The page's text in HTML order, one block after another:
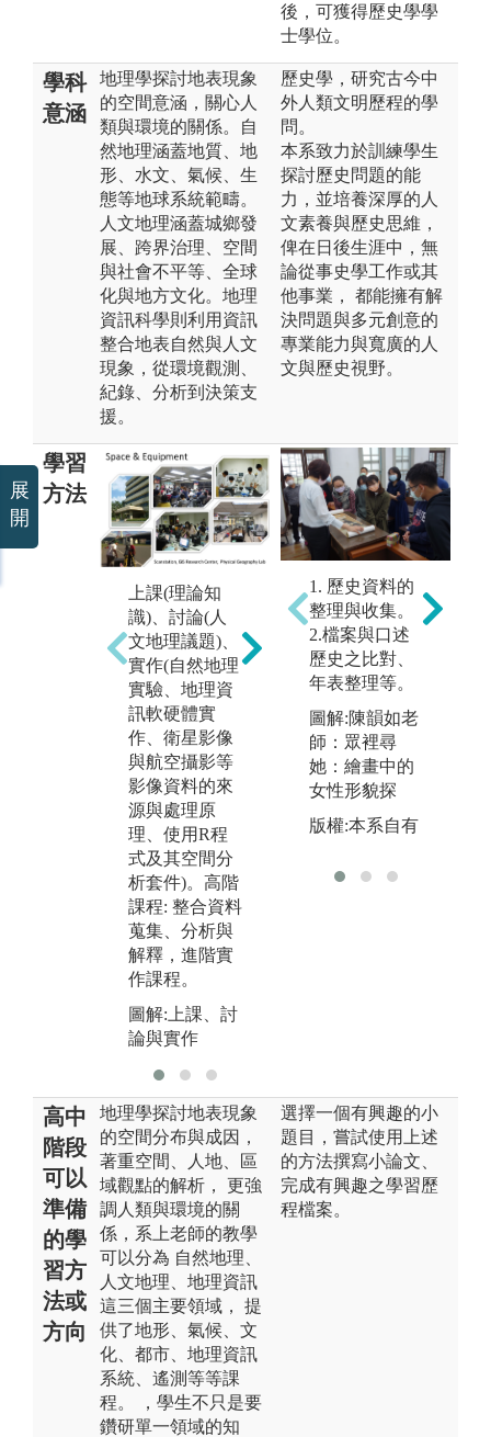
後，可獲得歷史學學
士學位。
學科
意涵
地理學探討地表現象
的空間意涵，關心人
類與環境的關係。自
然地理涵蓋地質、地
形、水文、氣候、生
態等地球系統範疇。
人文地理涵蓋城鄉發
展、跨界治理、空間
與社會不平等、全球
化與地方文化。地理
資訊科學則利用資訊
整合地表自然與人文
現象，從環境觀測、
紀錄、分析到決策支
援。
歷史學，研究古今中
外人類文明歷程的學
問。
本系致力於訓練學生
探討歷史問題的能
力，並培養深厚的人
文素養與歷史思維，
俾在日後生涯中，無
論從事史學工作或其
他事業， 都能擁有解
決問題與多元創意的
專業能力與寬廣的人
文與歷史視野。
學習
方法
上課(理論知
識)、討論(人
文地理議題)、
實作(自然地理
實驗、地理資
訊軟硬體實
作、衛星影像
與航空攝影等
影像資料的來
源與處理原
理、使用R程
式及其空間分
析套件)。高階
課程: 整合資料
蒐集、分析與
解釋，進階實
作課程。
圖解:上課、討
論與實作
野外實察實地
教學(國外)。
圖解:海外地形
學實察：日本
九州熊本地震
斷層槽溝
1. 歷史資料的
整理與收集。
2.檔案與口述
歷史之比對、
年表整理等。
圖解:陳韻如老
師：眾裡尋
她：繪畫中的
女性形貌探
版權:本系自有
高中
階段
可以
準備
的學
習方
法或
方向
地理學探討地表現象
的空間分布與成因，
著重空間、人地、區
域觀點的解析， 更強
調人類與環境的關
係，系上老師的教學
可以分為 自然地理、
人文地理、地理資訊
這三個主要領域， 提
供了地形、氣候、文
化、都市、地理資訊
系統、遙測等等課
程。 ，學生不只是要
鑽研單一領域的知
選擇一個有興趣的小
題目，嘗試使用上述
的方法撰寫小論文、
完成有興趣之學習歷
程檔案。
展
開